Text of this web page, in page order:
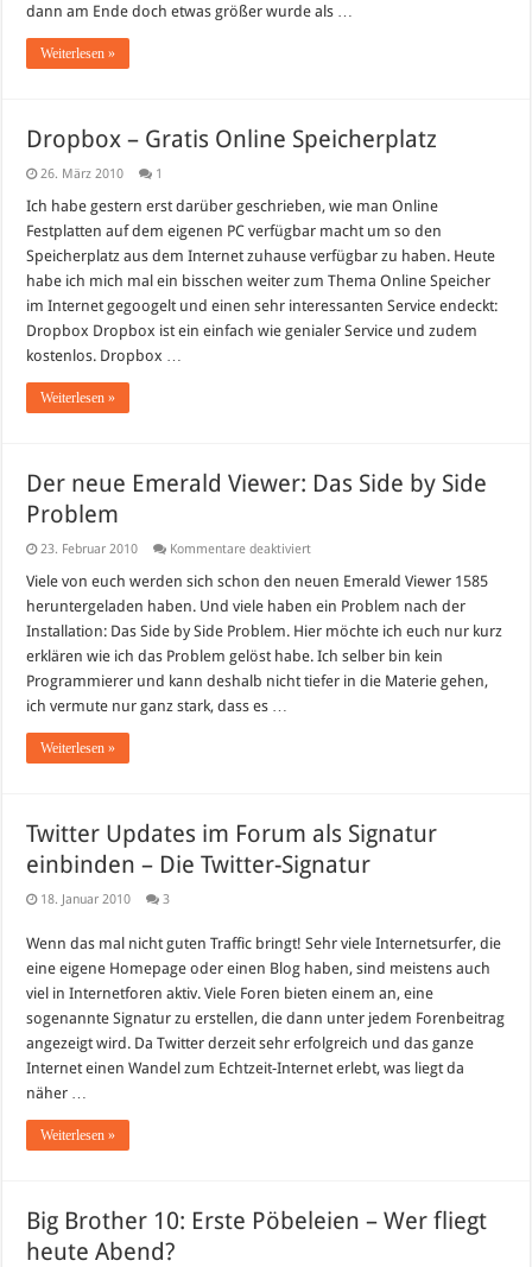
dann am Ende doch etwas größer wurde als …
Weiterlesen »
Dropbox – Gratis Online Speicherplatz
26. März 2010 1
Ich habe gestern erst darüber geschrieben, wie man Online
Festplatten auf dem eigenen PC verfügbar macht um so den
Speicherplatz aus dem Internet zuhause verfügbar zu haben. Heute
habe ich mich mal ein bisschen weiter zum Thema Online Speicher
im Internet gegoogelt und einen sehr interessanten Service endeckt:
Dropbox Dropbox ist ein einfach wie genialer Service und zudem
kostenlos. Dropbox …
Weiterlesen »
Der neue Emerald Viewer: Das Side by Side
Problem
23. Februar 2010 Kommentare deaktiviertfür
neue
Viewer:
Side
by
Problem
Viele von euch werden sich schon den neuen Emerald Viewer 1585
heruntergeladen haben. Und viele haben ein Problem nach der
Installation: Das Side by Side Problem. Hier möchte ich euch nur kurz
erklären wie ich das Problem gelöst habe. Ich selber bin kein
Programmierer und kann deshalb nicht tiefer in die Materie gehen,
ich vermute nur ganz stark, dass es …
Weiterlesen »
Twitter Updates im Forum als Signatur
einbinden – Die Twitter-Signatur
18. Januar 2010 3
Wenn das mal nicht guten Traffic bringt! Sehr viele Internetsurfer, die
eine eigene Homepage oder einen Blog haben, sind meistens auch
viel in Internetforen aktiv. Viele Foren bieten einem an, eine
sogenannte Signatur zu erstellen, die dann unter jedem Forenbeitrag
angezeigt wird. Da Twitter derzeit sehr erfolgreich und das ganze
Internet einen Wandel zum Echtzeit-Internet erlebt, was liegt da
näher …
Weiterlesen »
Big Brother 10: Erste Pöbeleien – Wer fliegt
heute Abend?